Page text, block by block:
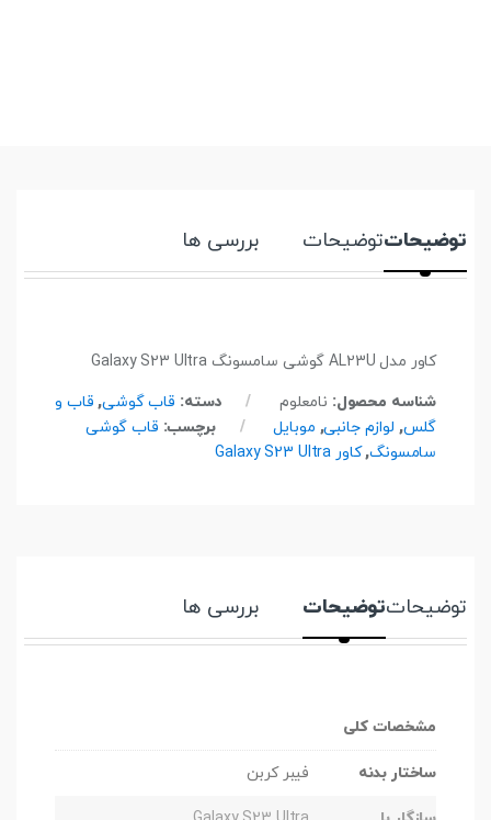
توضیحاتتوضیحات بررسی ها
کاور مدل AL23U گوشی سامسونگ Galaxy S23 Ultra
شناسه محصول: نامعلوم دسته: قاب گوشی, قاب و
گلس, لوازم جانبی, موبایل برچسب: قاب گوشی
سامسونگ,کاور Galaxy S23 Ultra
توضیحاتتوضیحات بررسی ها
مشخصات کلی
ساختار بدنه فیبر کربن